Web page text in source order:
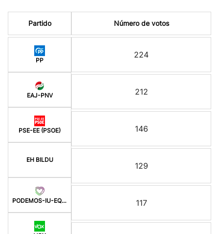
Partido
PP
EAJ-PNV
PSE-EE (PSOE)
EH BILDU
PODEMOS-IU-EQUO BERD
Número de votos
224
212
146
129
117